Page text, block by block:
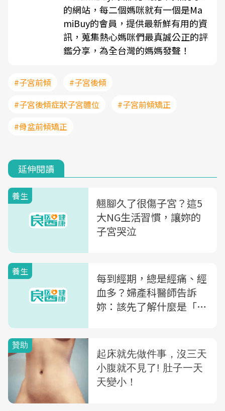
的網站，每二個媽咪就有一個是Ma
miBuy的會員，提供最新鮮有用的資
訊，蒐集熱心媽咪們最真誠公正的評
鑑分享，為全台灣的媽媽發聲！
#子宮前傾
#子宮後傾
#子宮後傾症狀子宮體位
#子宮前傾矯正
#骨盆前傾矯正
延伸閱讀
養生
翹腳久了很傷子宮？這5
大NG生活習慣，讓妳的
子宮哭泣
養生
每到經期，總是經痛、經
血多？婦產科醫師告訴
妳：該先了解什麼是「子